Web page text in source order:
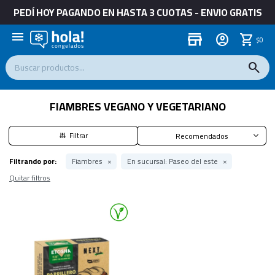
PEDÍ HOY PAGANDO EN HASTA 3 CUOTAS - ENVIO GRATIS
menu store $0
FIAMBRES VEGANO Y VEGETARIANO
Recomendados
Filtrando por:
Fiambres En sucursal: Paseo del este
Quitar filtros